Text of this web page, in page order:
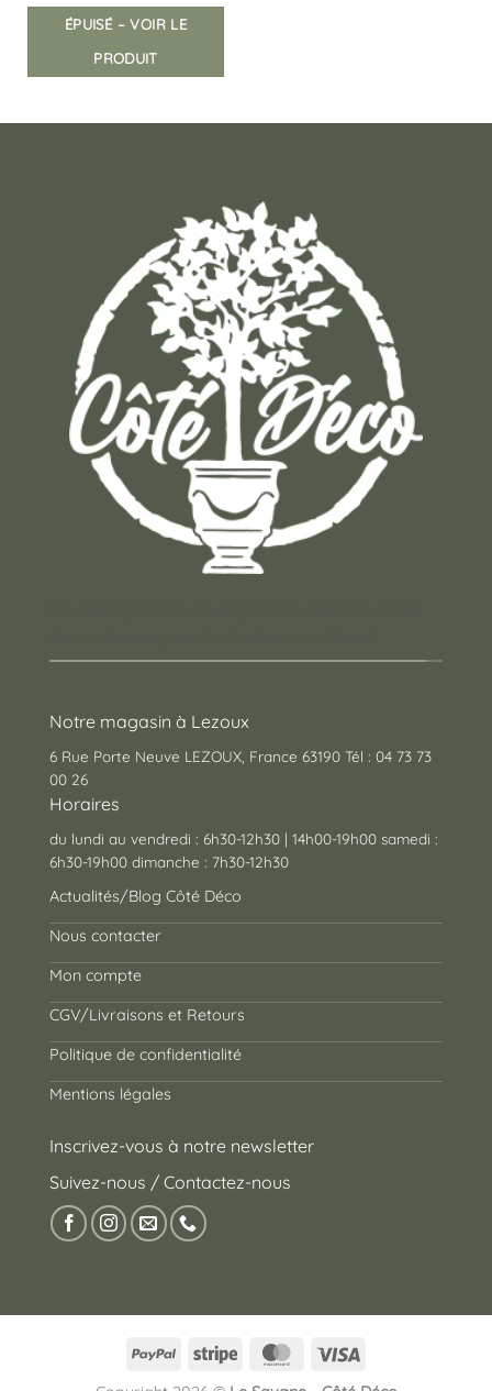
ÉPUISÉ – VOIR LE
PRODUIT
Notre magasin à Lezoux
6 Rue Porte Neuve LEZOUX, France 63190 Tél : 04 73 73
00 26
Horaires
du lundi au vendredi : 6h30-12h30 | 14h00-19h00 samedi :
6h30-19h00 dimanche : 7h30-12h30
Actualités/Blog Côté Déco
Nous contacter
Mon compte
CGV/Livraisons et Retours
Politique de confidentialité
Mentions légales
Inscrivez-vous à notre newsletter
Suivez-nous / Contactez-nous
PayPal Stripe MasterCard